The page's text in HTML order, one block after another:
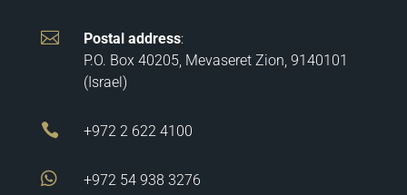
 Postal address:
P.O. Box 40205, Mevaseret Zion, 9140101
(Israel)
 +972 2 622 4100
 +972 54 938 3276